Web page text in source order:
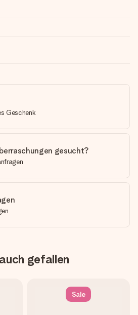
Geschenk
gesucht?
gefallen
Sale